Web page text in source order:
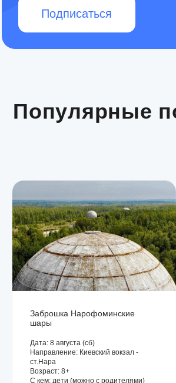
Заброшка Нарофоминские
шары
Дата: 8 августа (сб)
Направление: Киевский вокзал -
ст.Нара
Возраст: 8+
С кем: дети (можно с родителями)
Расписание походов
Многодневные выезды (лето)